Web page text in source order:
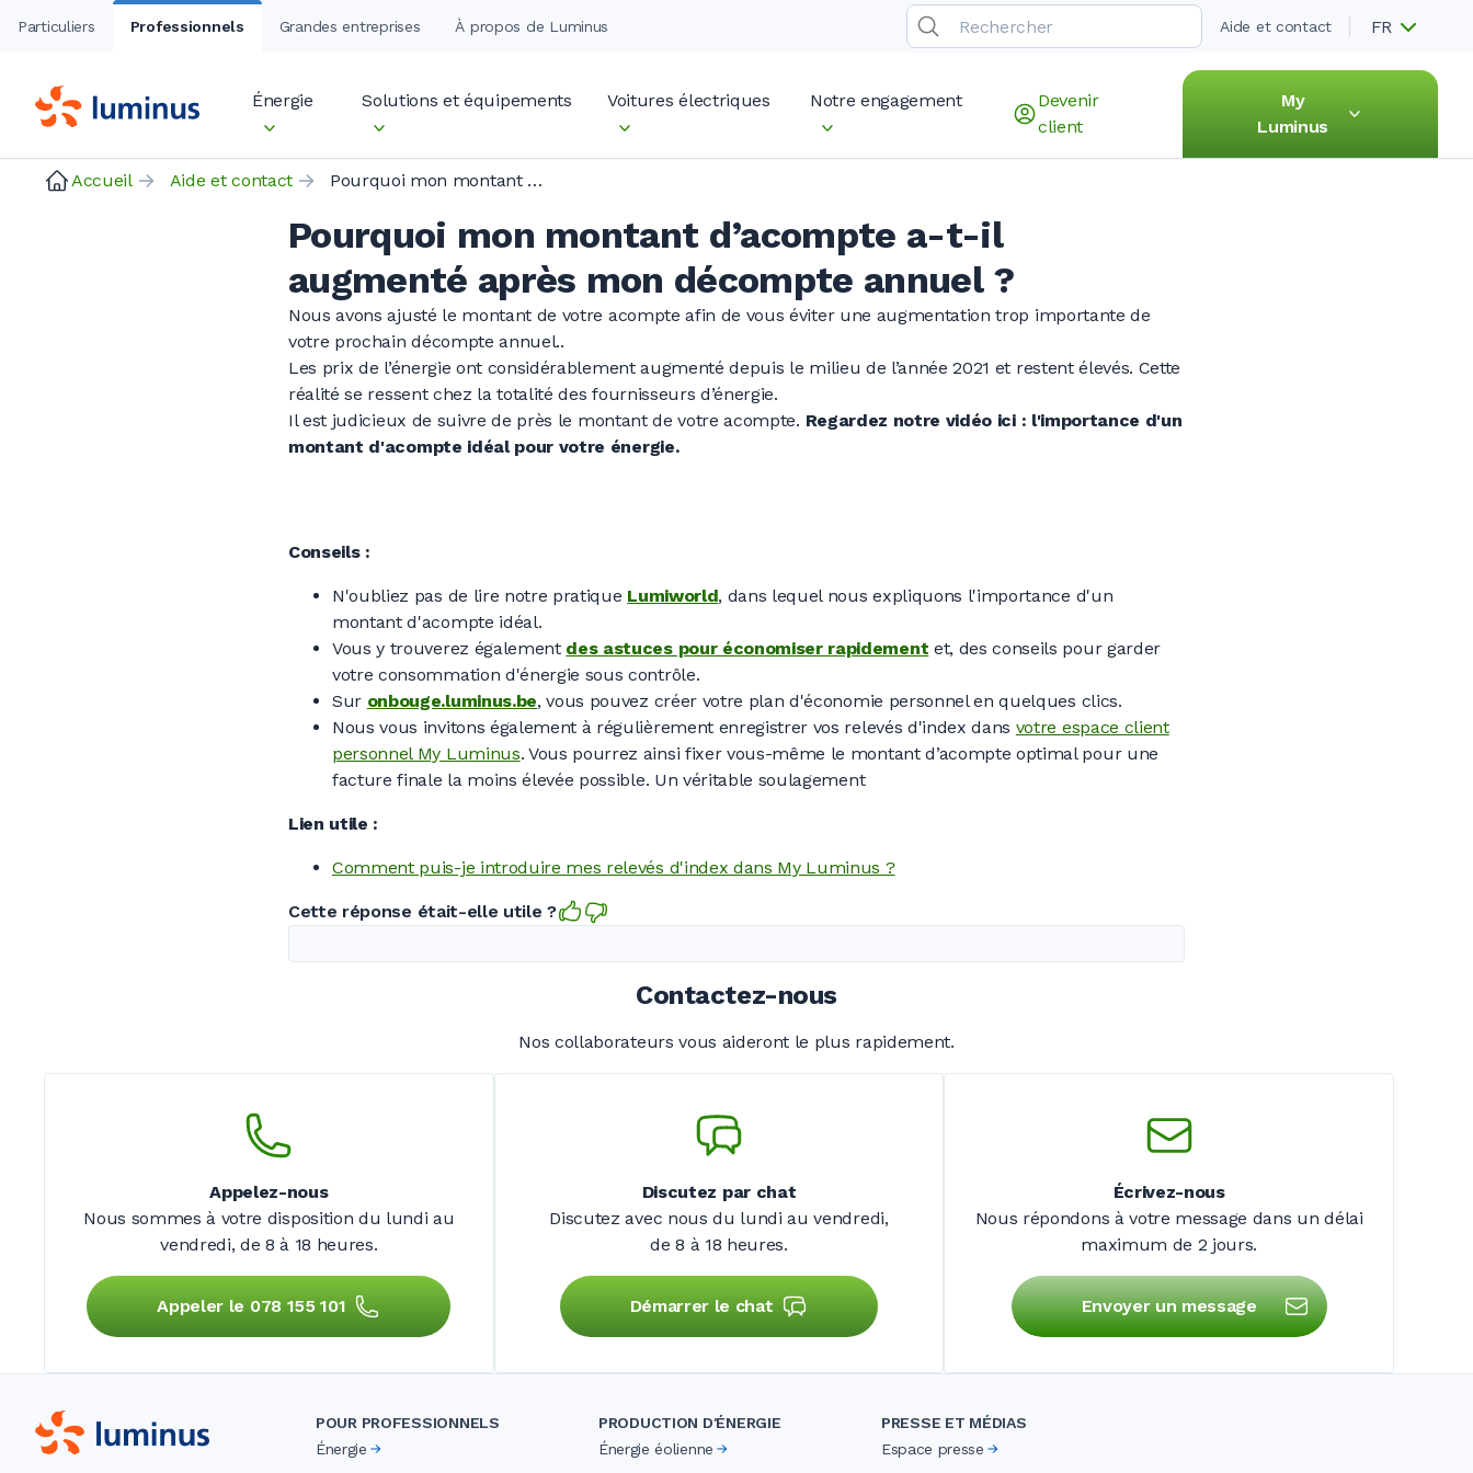
Particuliers Professionnels Grandes entreprises À propos de Luminus Aide et contact FR
Énergie Solutions et équipements Voitures électriques Notre engagement
Devenir
client
My
Luminus
Accueil Aide et contact Pourquoi mon montant d’acompte a-t-il augmenté après mon décompte annuel ?
Pourquoi mon montant d’acompte a-t-il
augmenté après mon décompte annuel ?
Nous avons ajusté le montant de votre acompte afin de vous éviter une augmentation trop importante de
votre prochain décompte annuel..
Les prix de l’énergie ont considérablement augmenté depuis le milieu de l’année 2021 et restent élevés. Cette
réalité se ressent chez la totalité des fournisseurs d’énergie.
Il est judicieux de suivre de près le montant de votre acompte. Regardez notre vidéo ici : l'importance d'un
montant d'acompte idéal pour votre énergie.
Conseils :
N'oubliez pas de lire notre pratique Lumiworld, dans lequel nous expliquons l'importance d'un
montant d'acompte idéal.
Vous y trouverez également des astuces pour économiser rapidement et, des conseils pour garder
votre consommation d'énergie sous contrôle.
Sur onbouge.luminus.be, vous pouvez créer votre plan d'économie personnel en quelques clics.
Nous vous invitons également à régulièrement enregistrer vos relevés d'index dans votre espace client
personnel My Luminus. Vous pourrez ainsi fixer vous-même le montant d’acompte optimal pour une
facture finale la moins élevée possible. Un véritable soulagement
Lien utile :
Comment puis-je introduire mes relevés d'index dans My Luminus ?
Cette réponse était-elle utile ?
Contactez-nous
Nos collaborateurs vous aideront le plus rapidement.
Appelez-nous
Nous sommes à votre disposition du lundi au
vendredi, de 8 à 18 heures.
Appeler le 078 155 101
Discutez par chat
Discutez avec nous du lundi au vendredi,
de 8 à 18 heures.
Démarrer le chat
Écrivez-nous
Nous répondons à votre message dans un délai
maximum de 2 jours.
Envoyer un message
POUR PROFESSIONNELS
Énergie
PRODUCTION D'ÉNERGIE
Énergie éolienne
PRESSE ET MÉDIAS
Espace presse